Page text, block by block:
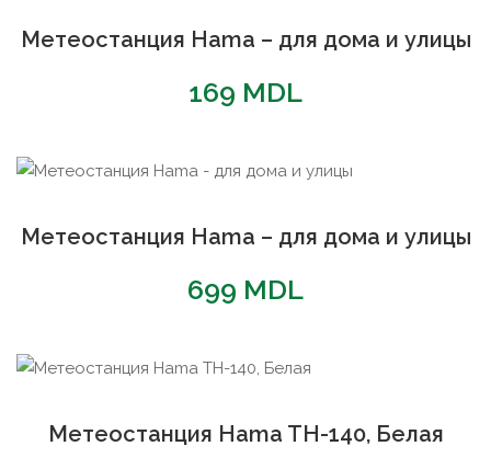
Метеостанция Hama – для дома и улицы
169 MDL
Метеостанция Hama – для дома и улицы
699 MDL
Метеостанция Hama TH-140, Белая